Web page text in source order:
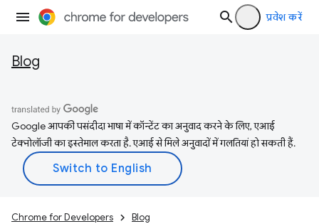
प्रवेश करें
Blog
Google आपकी पसंदीदा भाषा में कॉन्टेंट का अनुवाद करने के लिए, एआई
टेक्नोलॉजी का इस्तेमाल करता है. एआई से मिले अनुवादों में गलतियां हो सकती हैं.
Chrome for Developers Blog